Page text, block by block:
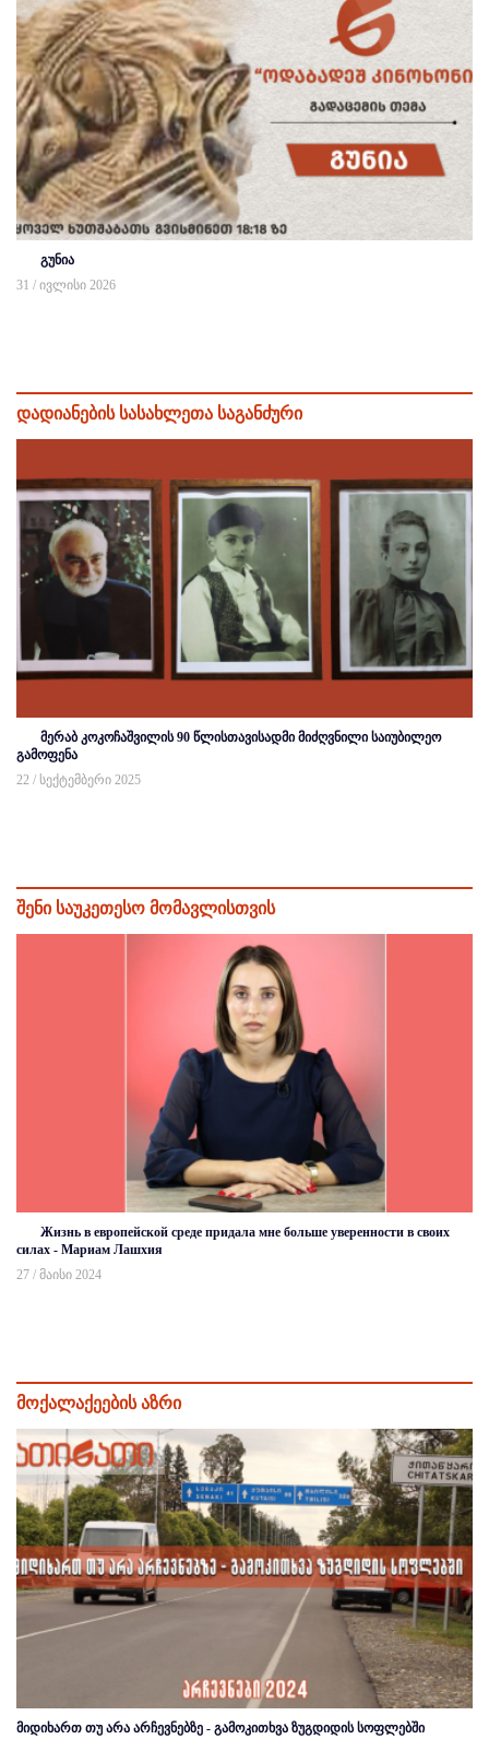
გუნია
31 / ივლისი 2026
დადიანების სასახლეთა საგანძური
მერაბ კოკოჩაშვილის 90 წლისთავისადმი მიძღვნილი საიუბილეო
გამოფენა
22 / სექტემბერი 2025
შენი საუკეთესო მომავლისთვის
Жизнь в европейской среде придала мне больше уверенности в своих
силах - Мариам Лашхия
27 / მაისი 2024
მოქალაქეების აზრი
მიდიხართ თუ არა არჩევნებზე - გამოკითხვა ზუგდიდის სოფლებში